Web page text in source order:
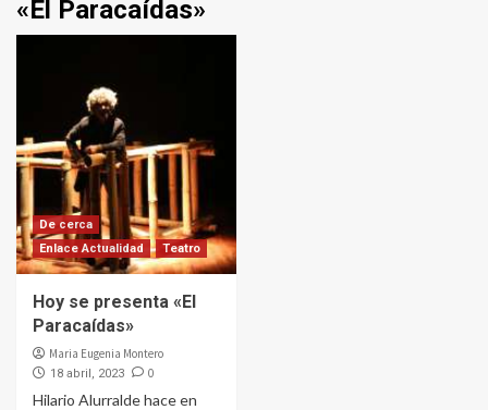
«El Paracaídas»
De cerca
Enlace Actualidad
Teatro
Hoy se presenta «El
Paracaídas»
Maria Eugenia Montero
18 abril, 2023 0
Hilario Alurralde hace en